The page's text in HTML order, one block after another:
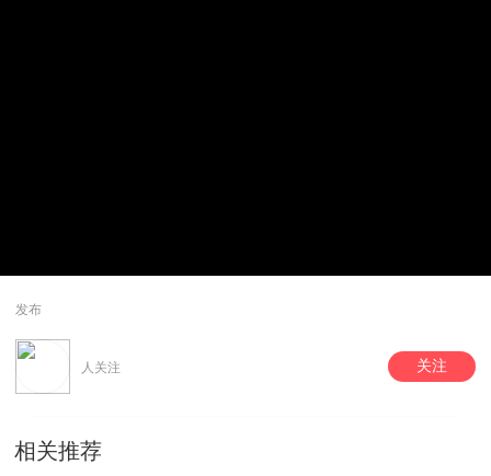
发布
人关注 关注
相关推荐